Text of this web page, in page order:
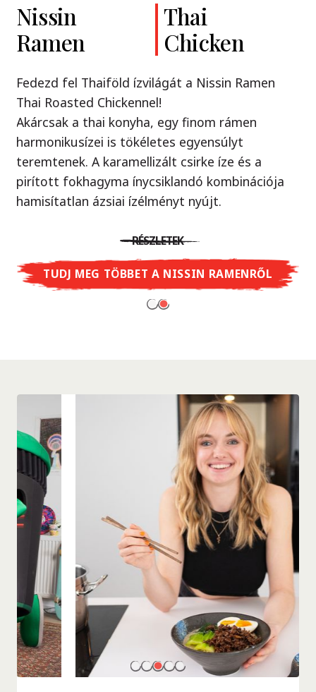
Cup Noodles
Soba
Classic
Örök klasszikus, új köntösben!
Ellenállhatatlan yakisoba tészta ízletes szója
szósszal, ami egy autentikus japán street food.
Próbáld ki Te is - mintha egy valódi ázsiai piacon
járnál, ahol a wok sercegését hallod minden
sarkon.
SOBA-RÓL
Nissin
Ramen
Thai
Chicken
Fedezd fel Thaiföld ízvilágát a Nissin Ramen
Thai Roasted Chickennel!
Akárcsak a thai konyha, egy finom rámen
harmonikusízei is tökéletes egyensúlyt
teremtenek. A karamellizált csirke íze és a
pirított fokhagyma ínycsiklandó kombinációja
hamisítatlan ázsiai ízélményt nyújt.
RÉSZLETEK
TUDJ MEG TÖBBET A NISSIN RAMENRŐL